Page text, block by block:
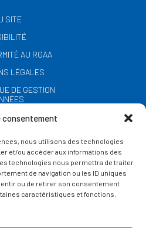
consentement
nous utilisons des technologies
et/ou accéder aux informations des
technologies nous permettra de traiter
de navigation ou les ID uniques
ou de retirer son consentement
caractéristiques et fonctions.
SITE
AU RGAA
LÉGALES
DE GESTION
DES COOKIES
RÉSEAUX